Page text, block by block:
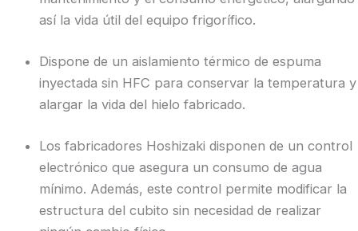
así la vida útil del equipo frigorífico.
Dispone de un aislamiento térmico de espuma
inyectada sin HFC para conservar la temperatura y
alargar la vida del hielo fabricado.
Los fabricadores Hoshizaki disponen de un control
electrónico que asegura un consumo de agua
mínimo. Además, este control permite modificar la
estructura del cubito sin necesidad de realizar